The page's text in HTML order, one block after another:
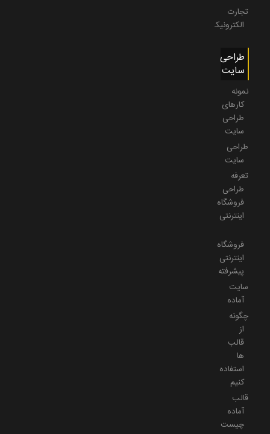
تجارت
الکترونیک
طراحی
سایت
نمونه
کارهای
طراحی
سایت
طراحی
سایت
تعرفه
طراحی
فروشگاه
اینترنتی
فروشگاه
اینترنتی
پیشرفته
سایت
آماده
چگونه
از
قالب
ها
استفاده
کنیم
قالب
آماده
چیست